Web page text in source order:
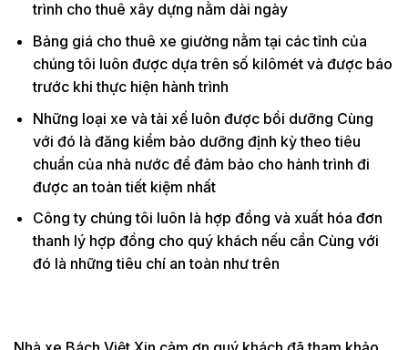
trình cho thuê xây dựng nằm dài ngày
Bảng giá cho thuê xe giường nằm tại các tỉnh của
chúng tôi luôn được dựa trên số kilômét và được báo
trước khi thực hiện hành trình
Những loại xe và tài xế luôn được bồi dưỡng Cùng
với đó là đăng kiểm bảo dưỡng định kỳ theo tiêu
chuẩn của nhà nước để đảm bảo cho hành trình đi
được an toàn tiết kiệm nhất
Công ty chúng tôi luôn là hợp đồng và xuất hóa đơn
thanh lý hợp đồng cho quý khách nếu cần Cùng với
đó là những tiêu chí an toàn như trên